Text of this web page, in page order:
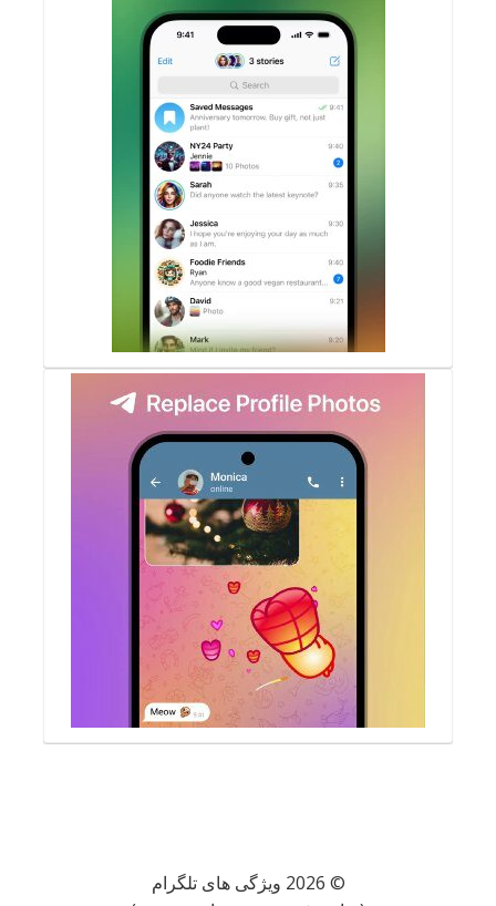
© 2026 ویژگی های تلگرام